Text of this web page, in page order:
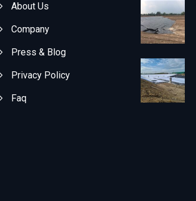
About Us
Company
Press & Blog
Privacy Policy
Faq